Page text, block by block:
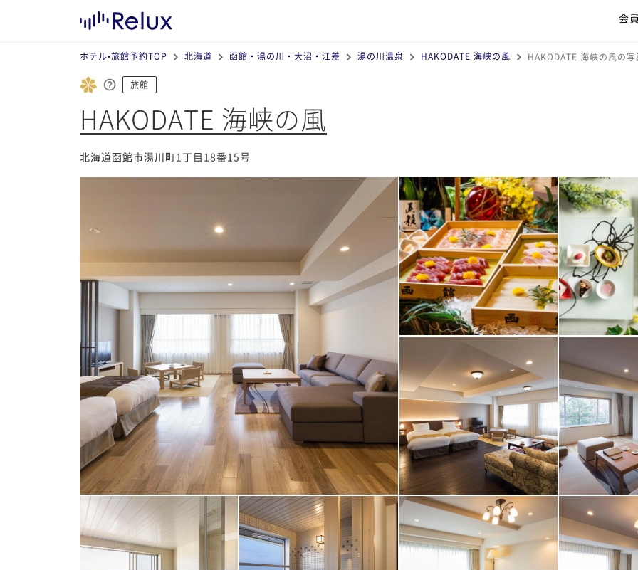
会
ホテル•旅館予約TOP 北海道 函館・湯の川・大沼・江差 湯の川温泉 HAKODATE 海峡の風 HAKODATE 海峡の風の写
旅館
HAKODATE 海峡の風
北海道函館市湯川町1丁目18番15号